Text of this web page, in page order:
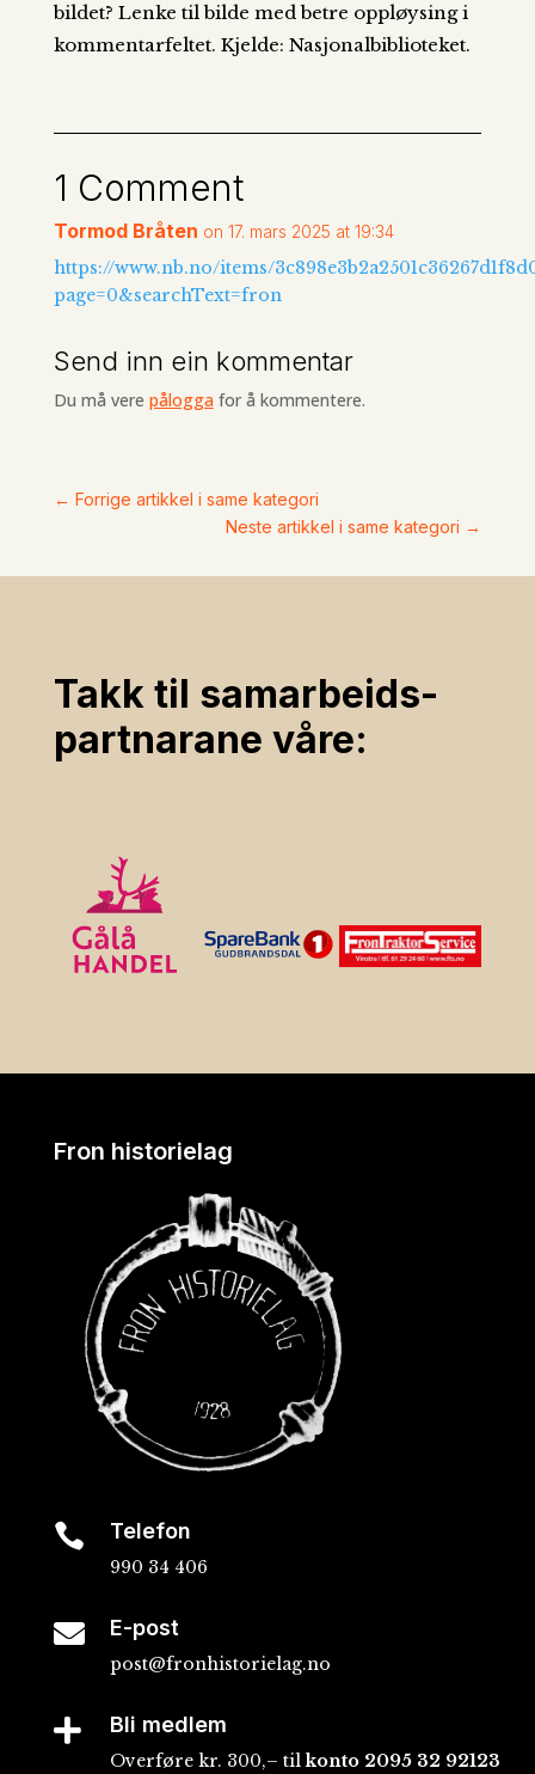
bildet? Lenke til bilde med betre oppløysing i
kommentarfeltet. Kjelde: Nasjonalbiblioteket.
1 Comment
Tormod Bråten on 17. mars 2025 at 19:34
https://www.nb.no/items/
page=0&searchText=fron
Send inn ein kommentar
Du må vere påloggafor å kommentere.
← Forrige artikkel i same kategori
Neste artikkel i same kategori →
Takk til samarbeids­
partnarane våre:
Fron historielag
 Telefon
990 34 406
 E-post
post@fronhistorielag.no
 Bli medlem
Overføre kr. 300,– tilkonto 2095 32 92123